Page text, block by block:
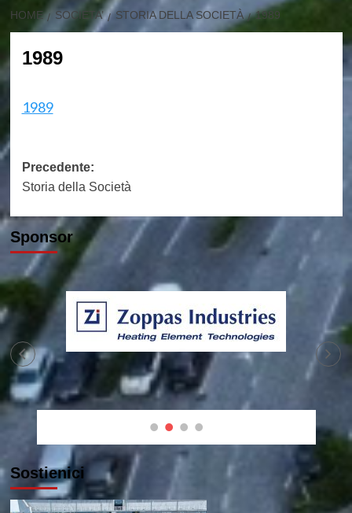
HOME SOCIETA’ STORIA DELLA SOCIETÀ 1989
1989
1989
Navigazione
articolo
Precedente:
Storia della Società
Sponsor
Sostienici